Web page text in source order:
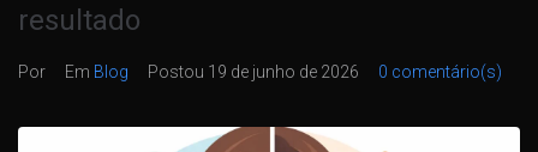
resultado
Por Em Blog Postou 19 de junho de 2026 0 comentário(s)